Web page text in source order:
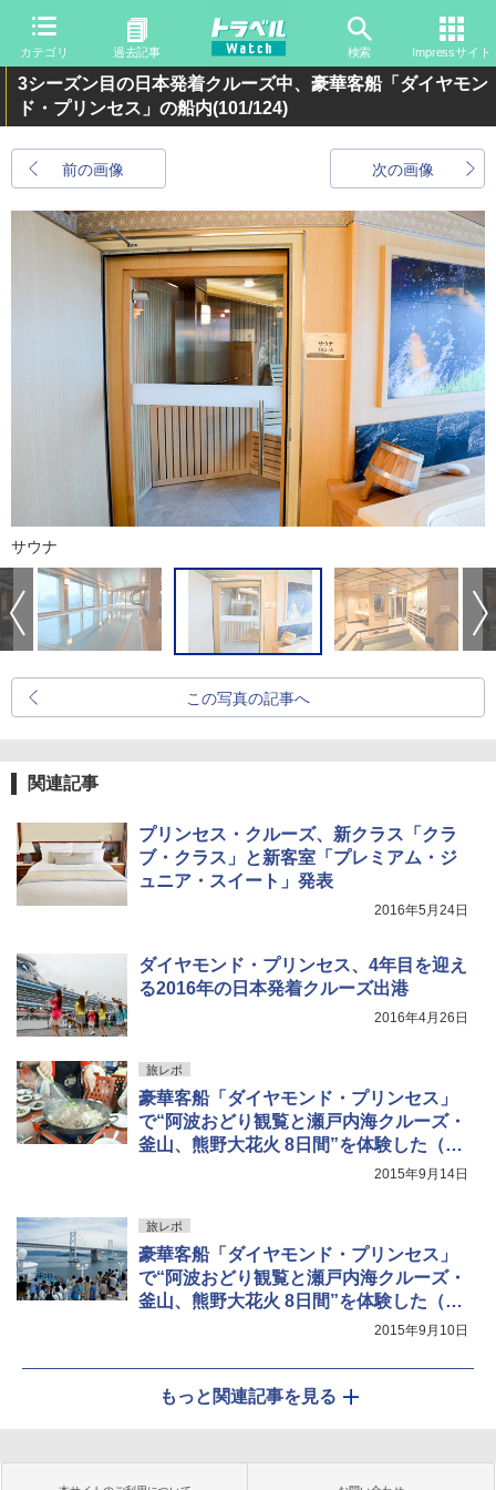
カテゴリ 過去記事 検索 Impressサイト
3シーズン目の日本発着クルーズ中、豪華客船「ダイヤモン
ド・プリンセス」の船内(101/124)
前の画像 次の画像
サウナ
この写真の記事へ
関連記事
プリンセス・クルーズ、新クラス「クラ
ブ・クラス」と新客室「プレミアム・ジ
ュニア・スイート」発表
2016年5月24日
ダイヤモンド・プリンセス、4年目を迎え
る2016年の日本発着クルーズ出港
2016年4月26日
旅レポ
豪華客船「ダイヤモンド・プリンセス」
で“阿波おどり観覧と瀬戸内海クルーズ・
釜山、熊野大花火 8日間”を体験した（後
2015年9月14日
旅レポ
豪華客船「ダイヤモンド・プリンセス」
で“阿波おどり観覧と瀬戸内海クルーズ・
釜山、熊野大花火 8日間”を体験した（前
2015年9月10日
もっと関連記事を見る